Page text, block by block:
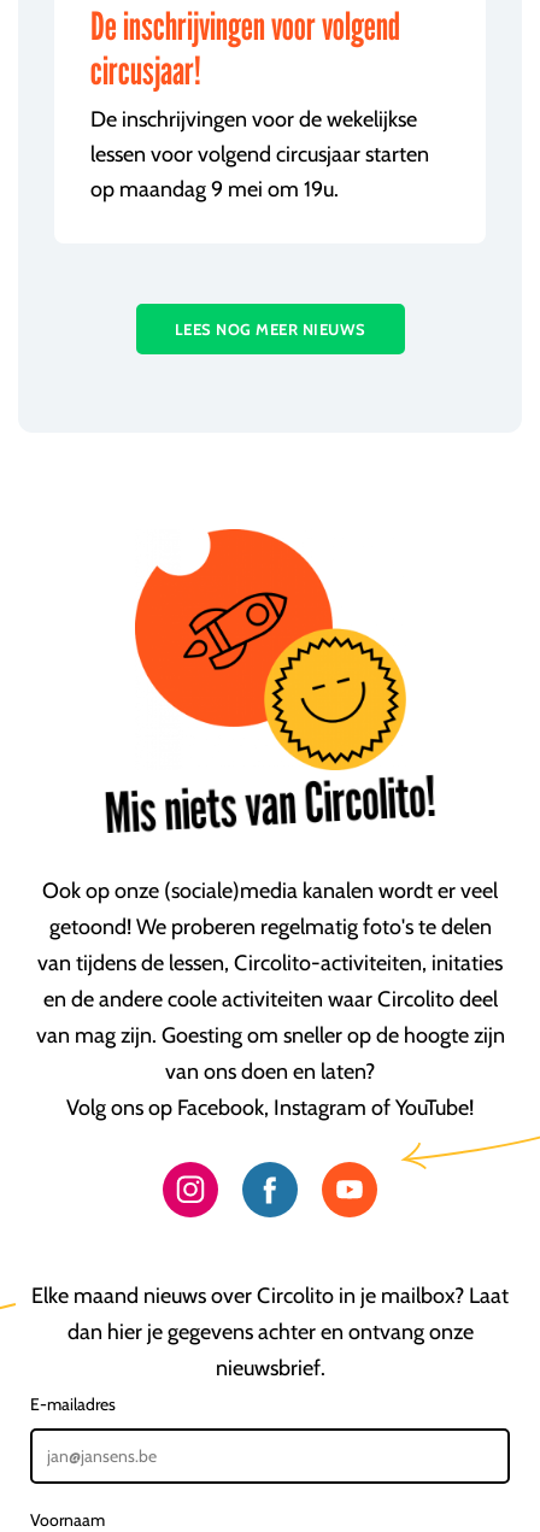
De inschrijvingen voor volgend
circusjaar!
De inschrijvingen voor de wekelijkse
lessen voor volgend circusjaar starten
op maandag 9 mei om 19u.
LEES NOG MEER NIEUWS
Mis niets van Circolito!
Ook op onze (sociale)media kanalen wordt er veel
getoond! We proberen regelmatig foto's te delen
van tijdens de lessen, Circolito-activiteiten, initaties
en de andere coole activiteiten waar Circolito deel
van mag zijn. Goesting om sneller op de hoogte zijn
van ons doen en laten?
Volg ons op Facebook, Instagram of YouTube!
Elke maand nieuws over Circolito in je mailbox? Laat
dan hier je gegevens achter en ontvang onze
nieuwsbrief.
E-mailadres
Voornaam